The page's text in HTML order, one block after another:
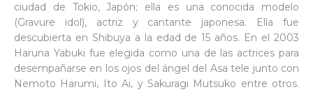
ciudad de Tokio, Japón; ella es una conocida modelo
(Gravure idol), actriz y cantante japonesa. Ella fue
descubierta en Shibuya a la edad de 15 años. En el 2003
Haruna Yabuki fue elegida como una de las actrices para
desempañarse en los ojos del ángel del Asa tele junto con
Nemoto Harumi, Ito Ai, y Sakuragi Mutsuko entre otros.